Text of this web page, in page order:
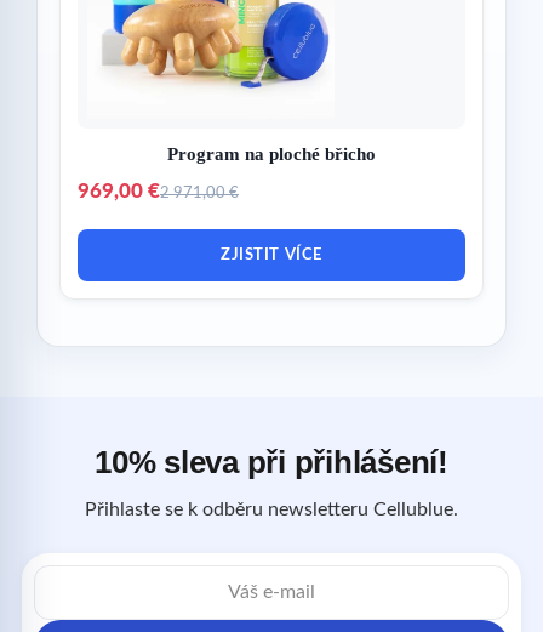
Program na ploché břicho
969,00 €2 971,00 €
ZJISTIT VÍCE
10% sleva při přihlášení!
Přihlaste se k odběru newsletteru Cellublue.
E-
mailová